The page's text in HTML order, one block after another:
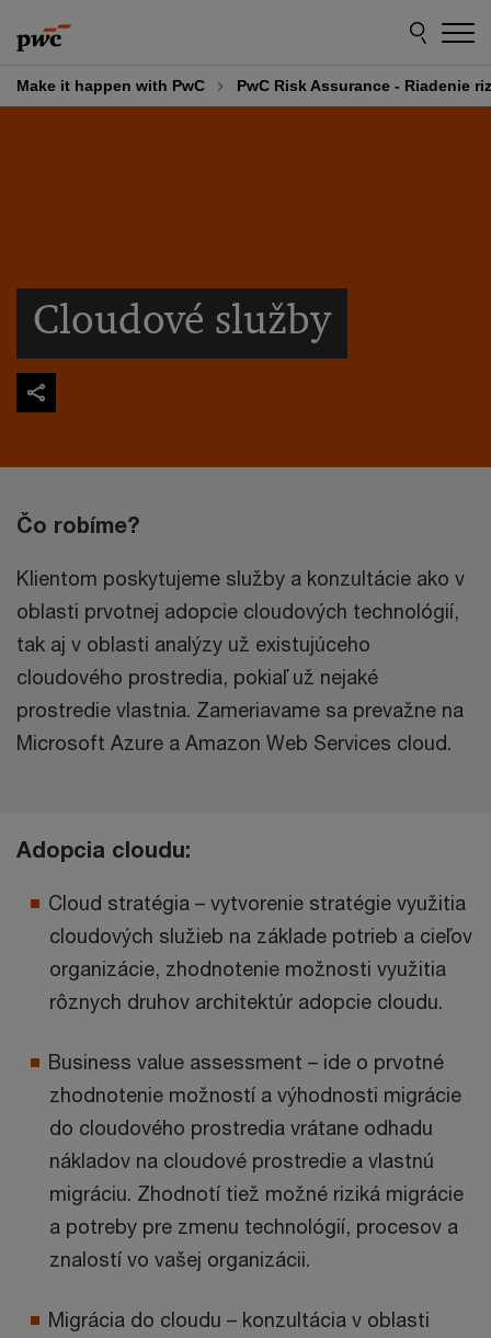
to
content
to
footer
Make it happen with PwC PwC Risk Assurance - Riadenie
Cloudové služby
Čo robíme?
Klientom poskytujeme služby a konzultácie ako v
oblasti prvotnej adopcie cloudových technológií,
tak aj v oblasti analýzy už existujúceho
cloudového prostredia, pokiaľ už nejaké
prostredie vlastnia. Zameriavame sa prevažne na
Microsoft Azure a Amazon Web Services cloud.
Adopcia cloudu:
Cloud stratégia – vytvorenie stratégie využitia
cloudových služieb na základe potrieb a cieľov
organizácie, zhodnotenie možnosti využitia
rôznych druhov architektúr adopcie cloudu.
Business value assessment – ide o prvotné
zhodnotenie možností a výhodnosti migrácie
do cloudového prostredia vrátane odhadu
nákladov na cloudové prostredie a vlastnú
migráciu. Zhodnotí tiež možné riziká migrácie
a potreby pre zmenu technológií, procesov a
znalostí vo vašej organizácii.
Migrácia do cloudu – konzultácia v oblasti